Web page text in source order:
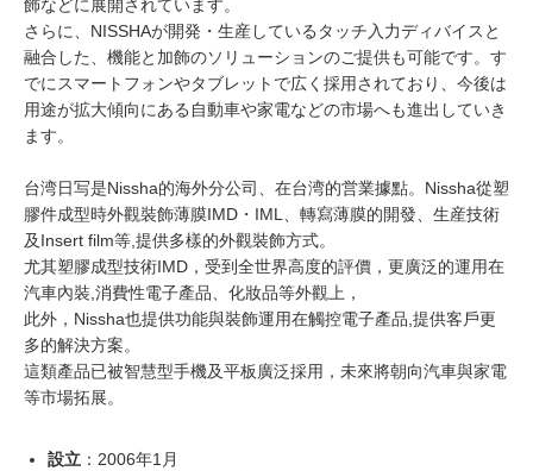
飾などに展開されています。
さらに、NISSHAが開発・生産しているタッチ入力ディバイスと
融合した、機能と加飾のソリューションのご提供も可能です。す
でにスマートフォンやタブレットで広く採用されており、今後は
用途が拡大傾向にある自動車や家電などの市場へも進出していき
ます。
台湾⽇写是Nissha的海外分公司、在台湾的営業據點。Nissha從塑
膠件成型時外觀裝飾薄膜IMD・IML、轉寫薄膜的開發、生産技術
及Insert film等,提供多樣的外觀裝飾方式。
尤其塑膠成型技術IMD，受到全世界高度的評價，更廣泛的運用在
汽車內裝,消費性電子產品、化妝品等外觀上，
此外，Nissha也提供功能與裝飾運用在觸控電子產品,提供客戶更
多的解決方案。
這類產品已被智慧型手機及平板廣泛採用，未來將朝向汽車與家電
等市場拓展。
設立 ：2006年1月